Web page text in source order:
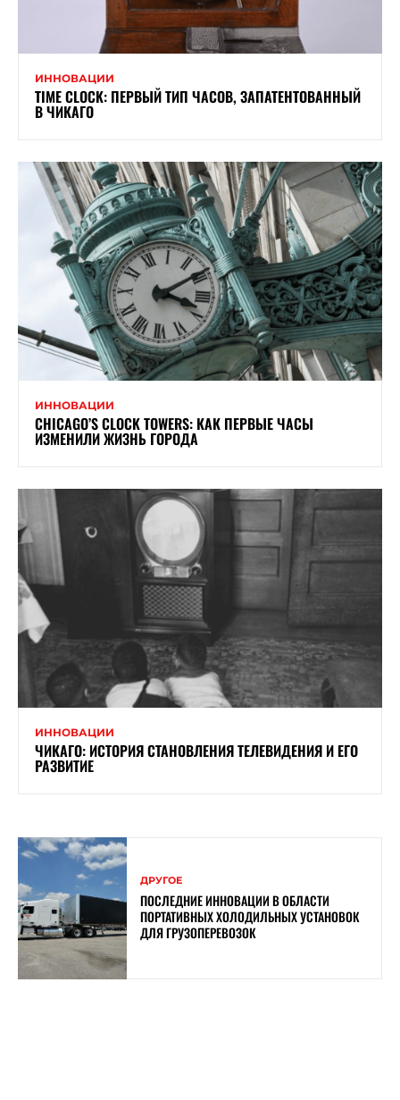
ИННОВАЦИИ
TIME CLOCK: ПЕРВЫЙ ТИП ЧАСОВ, ЗАПАТЕНТОВАННЫЙ
В ЧИКАГО
ИННОВАЦИИ
CHICAGO’S CLOCK TOWERS: КАК ПЕРВЫЕ ЧАСЫ
ИЗМЕНИЛИ ЖИЗНЬ ГОРОДА
ИННОВАЦИИ
ЧИКАГО: ИСТОРИЯ СТАНОВЛЕНИЯ ТЕЛЕВИДЕНИЯ И ЕГО
РАЗВИТИЕ
ДРУГОЕ
ПОСЛЕДНИЕ ИННОВАЦИИ В ОБЛАСТИ
ПОРТАТИВНЫХ ХОЛОДИЛЬНЫХ УСТАНОВОК
ДЛЯ ГРУЗОПЕРЕВОЗОК